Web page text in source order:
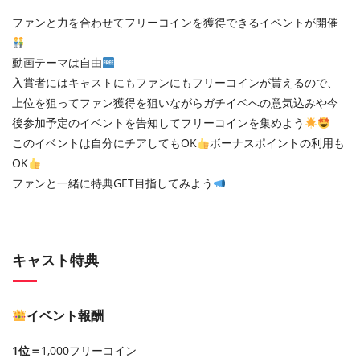
ファンと力を合わせてフリーコインを獲得できるイベントが開催
動画テーマは自由
入賞者にはキャストにもファンにもフリーコインが貰えるので、
上位を狙ってファン獲得を狙いながらガチイベへの意気込みや今
後参加予定のイベントを告知してフリーコインを集めよう
このイベントは自分にチアしてもOK
ボーナスポイントの利用も
OK
ファンと一緒に特典GET目指してみよう
キャスト特典
イベント報酬
1位＝1,000フリーコイン